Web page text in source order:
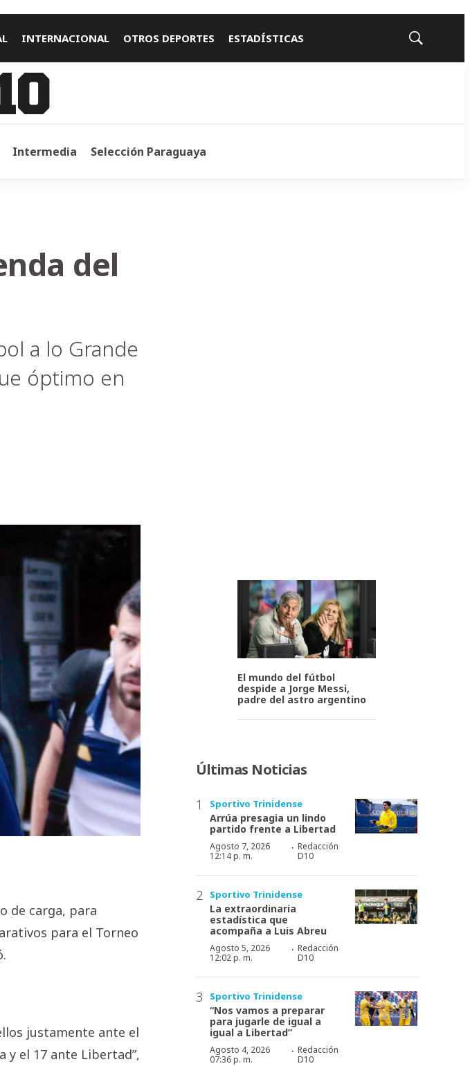
INTERNACIONAL OTROS DEPORTES ESTADÍSTICAS
Mostrar
Intermedia Selección Paraguaya
del
a lo Grande
óptimo en
de carga, para
para el Torneo
justamente ante el
y el 17 ante Libertad”,
El mundo del fútbol
despide a Jorge Messi,
padre del astro argentino
Últimas Noticias
Sportivo Trinidense
Arrúa presagia un lindo
partido frente a Libertad
Agosto 7, 2026
12:14 p. m.
· Redacción
D10
Sportivo Trinidense
La extraordinaria
estadística que
acompaña a Luis Abreu
Agosto 5, 2026
12:02 p. m.
· Redacción
D10
Sportivo Trinidense
“Nos vamos a preparar
para jugarle de igual a
igual a Libertad”
Agosto 4, 2026
07:36 p. m.
· Redacción
D10